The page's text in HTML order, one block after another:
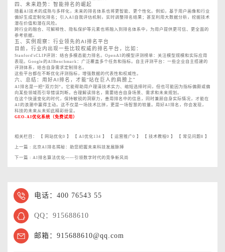
四、未来趋势：智能排名的崛起
随着AI技术的成熟与多样化，未来的排名体系也将更智能、更个性化。例如，基于用户画像和行业
偏好生成定制化排名；引入AI自我评估机制，实时调整排名结果；甚至利用大数据分析，挖掘技术
潜在价值和潜在风险。
跨行业的融合、可解释性、隐私保护等元素也将融入到排名体系中，为用户提供更可信、更全面的
参考依据。
五、实例观察：行业领先的AI排名平台
目前，行业内出现一些比较权威的排名平台，比如：
Stanford'sCLIP评测：结合多模态能力排名。OpenAI的模型评测榜单：关注模型规模和实际应用
表现。Google的AIBenchmark：广泛覆盖多个任务和指标。自主评测平台：一些企业自主搭建的
评测体系，结合自身需求定制排名。
这些平台都在不断优化评测指标，增强数据的代表性和权威性。
六、总结：用好AI排名，才能“站在巨人的肩膀上”
AI排名是一把“双刃剑”。它能帮助用户理清技术实力、缩短选择时间，但也可能因为指标偏颇或偏
向某些领域而引导错误判断。合理解读排名，需要结合自身场景、需求和未来规划。
在这个快速变化的时代，保持敏锐的洞察力，善用排名中的信息，同时兼顾自身实际情况，才能在
AI的浪潮中赢得主动。这不仅是一场技术比拼，更是一场智慧的较量。用好AI排名，你会发现，
科技的未来从未如此精彩纷呈。
GEO-AI优化系统（免费试用）
相关栏目： 【 网站优化0 】 【 AI优化134 】 【 运营推广0 】 【 技术教程0 】 【 常见问题8 】
上一篇 : 北京AI排名揭秘：助您把握未来科技发展脉搏
下一篇 : AI排名算法优化——引领数字时代的竞争新风尚
电话：400 76543 55
QQ：915688610
邮箱：915688610@qq.com